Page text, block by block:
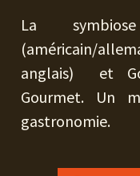
La
(américain/
anglais) et
Gourmet. Un
gastronomie.